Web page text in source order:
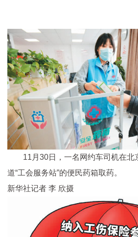
11月30日，一名网约车司机在北
道“工会服务站”的便民药箱取药。
新华社记者 李 欣摄